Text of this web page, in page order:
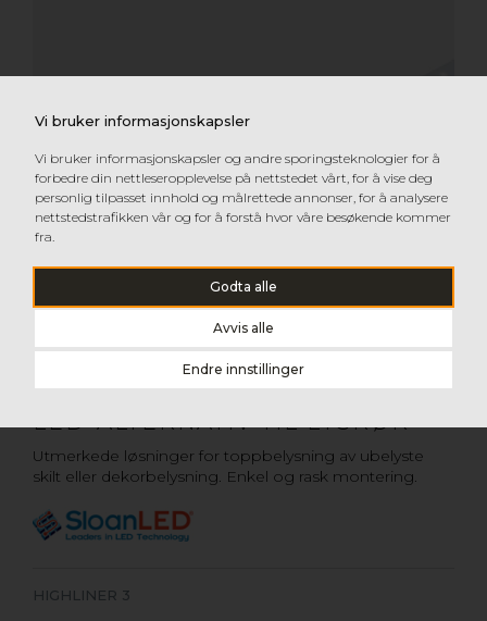
Vi bruker informasjonskapsler
Vi bruker informasjonskapsler og andre sporingsteknologier for å
forbedre din nettleseropplevelse på nettstedet vårt, for å vise deg
personlig tilpasset innhold og målrettede annonser, for å analysere
nettstedstrafikken vår og for å forstå hvor våre besøkende kommer
fra.
Godta alle
Avvis alle
Endre innstillinger
LED-ALTERNATIV TIL LYSRØR
Utmerkede løsninger for toppbelysning av ubelyste
skilt eller dekorbelysning. Enkel og rask montering.
HIGHLINER 3